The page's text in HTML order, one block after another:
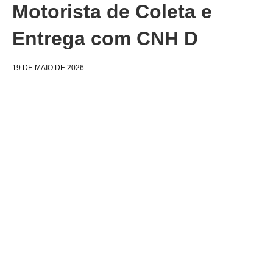
Motorista de Coleta e
Entrega com CNH D
19 DE MAIO DE 2026